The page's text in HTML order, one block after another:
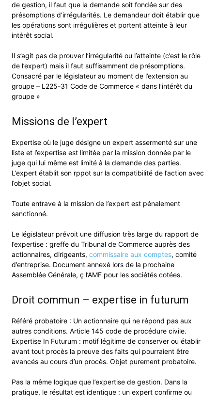
de gestion, il faut que la demande soit fondée sur des
présomptions d’irrégularités. Le demandeur doit établir que
les opérations sont irrégulières et portent atteinte à leur
intérêt social.
Il s’agit pas de prouver l’irrégularité ou l’atteinte (c’est le rôle
de l’expert) mais il faut suffisamment de présomptions.
Consacré par le législateur au moment de l’extension au
groupe – L225-31 Code de Commerce « dans l’intérêt du
groupe »
Missions de l’expert
Expertise où le juge désigne un expert assermenté sur une
liste et l’expertise est limitée par la mission donnée par le
juge qui lui même est limité à la demande des parties.
L’expert établit son rppot sur la compatibilité de l’action avec
l’objet social.
Toute entrave à la mission de l’expert est pénalement
sanctionné.
Le législateur prévoit une diffusion très large du rapport de
l’expertise : greffe du Tribunal de Commerce auprès des
actionnaires, dirigeants, commissaire aux comptes, comité
d’entreprise. Document annexé lors de la prochaine
Assemblée Générale, ç l’AMF pour les sociétés cotées.
Droit commun – expertise in futurum
Référé probatoire : Un actionnaire qui ne répond pas aux
autres conditions. Article 145 code de procédure civile.
Expertise In Futurum : motif légitime de conserver ou établir
avant tout procès la preuve des faits qui pourraient être
avancés au cours d’un procès. Objet purement probatoire.
Pas la même logique que l’expertise de gestion. Dans la
pratique, le résultat est identique : un expert confirme ou